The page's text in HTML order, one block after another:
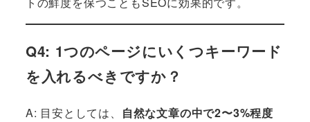
Q4: 1つのページにいくつキーワード
を入れるべきですか？
A: 目安としては、 自然な文章の中で2〜3%程度